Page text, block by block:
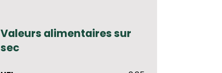
Valeurs alimentaires sur
sec